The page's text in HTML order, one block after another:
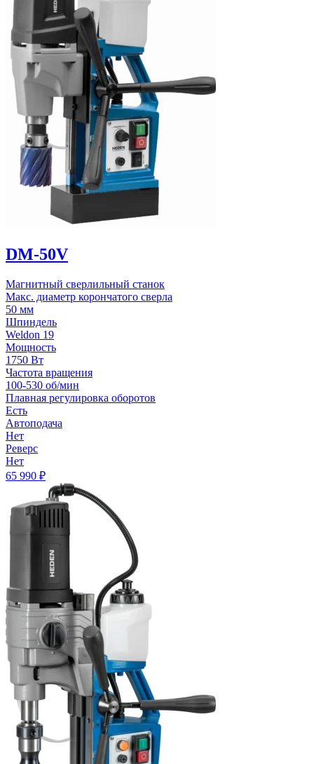
DM-50V
Магнитный сверлильный станок
Макс. диаметр корончатого сверла
50 мм
Шпиндель
Weldon 19
Мощность
1750 Вт
Частота вращения
100-530 об/мин
Плавная регулировка оборотов
Есть
Автоподача
Нет
Реверс
Нет
65 990 ₽